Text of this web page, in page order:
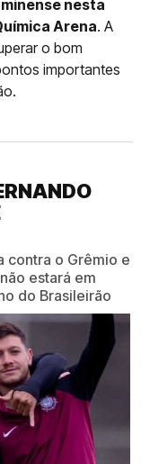
nesta
Arena. A
o bom
importantes
contra o Grêmio e
estará em
do Brasileirão